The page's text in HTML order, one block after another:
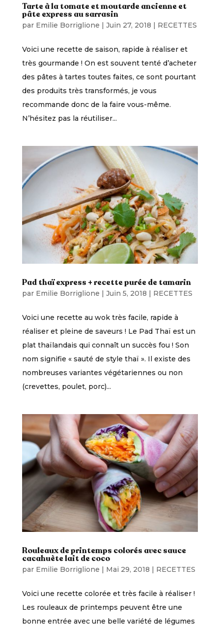
Tarte à la tomate et moutarde ancienne et
pâte express au sarrasin
par Emilie Borriglione | Juin 27, 2018 | RECETTES
Voici une recette de saison, rapide à réaliser et
très gourmande ! On est souvent tenté d’acheter
des pâtes à tartes toutes faites, ce sont pourtant
des produits très transformés, je vous
recommande donc de la faire vous-même.
N’hésitez pas la réutiliser...
Pad thaï express + recette purée de tamarin
par Emilie Borriglione | Juin 5, 2018 | RECETTES
Voici une recette au wok très facile, rapide à
réaliser et pleine de saveurs ! Le Pad Thaï est un
plat thaïlandais qui connaît un succès fou ! Son
nom signifie « sauté de style thaï ». Il existe des
nombreuses variantes végétariennes ou non
(crevettes, poulet, porc)...
Rouleaux de printemps colorés avec sauce
cacahuète lait de coco
par Emilie Borriglione | Mai 29, 2018 | RECETTES
Voici une recette colorée et très facile à réaliser !
Les rouleaux de printemps peuvent être une
bonne entrée avec une belle variété de légumes